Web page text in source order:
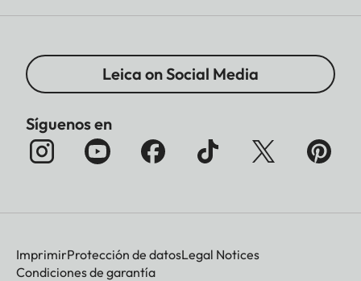
Leica on Social Media
Síguenos en
ImprimirProtección de datosLegal Notices
Condiciones de garantía